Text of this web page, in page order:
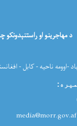
د مهاجرینو او راستنېدونکو
-اوومه ناحیه - کابل -
: